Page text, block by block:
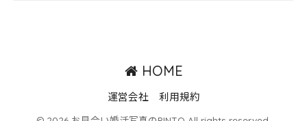
HOME
運営会社 利用規約